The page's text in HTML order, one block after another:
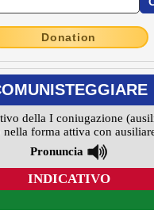
Donation
della I coniugazione
nella forma attiva con
Pronuncia
INDICATIVO